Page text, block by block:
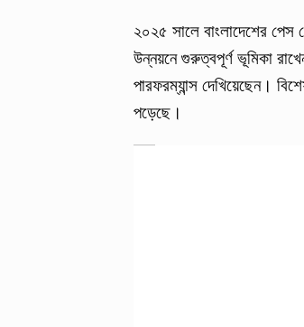
২০২৫ সালে বাংলাদেশের
উন্নয়নে গুরুত্বপূর্ণ ভূমিকা
পারফরম্যান্স দেখিয়েছেন।
পড়েছে।